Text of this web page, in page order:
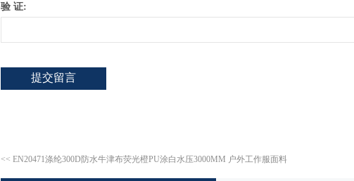
验 证:
<< EN20471涤纶300D防水牛津布荧光橙PU涂白水压3000MM 户外工作服面料